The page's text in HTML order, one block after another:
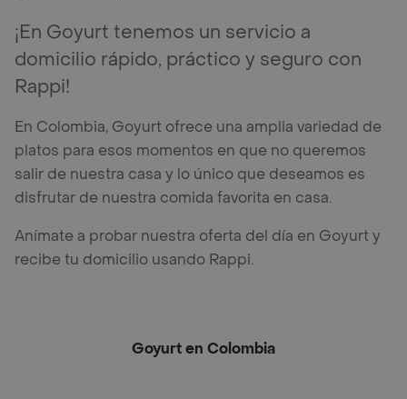
¡En Goyurt tenemos un servicio a
domicilio rápido, práctico y seguro con
Rappi!
En Colombia, Goyurt ofrece una amplia variedad de
platos para esos momentos en que no queremos
salir de nuestra casa y lo único que deseamos es
disfrutar de nuestra comida favorita en casa.
Anímate a probar nuestra oferta del día en Goyurt y
recibe tu domicilio usando Rappi.
Goyurt en Colombia